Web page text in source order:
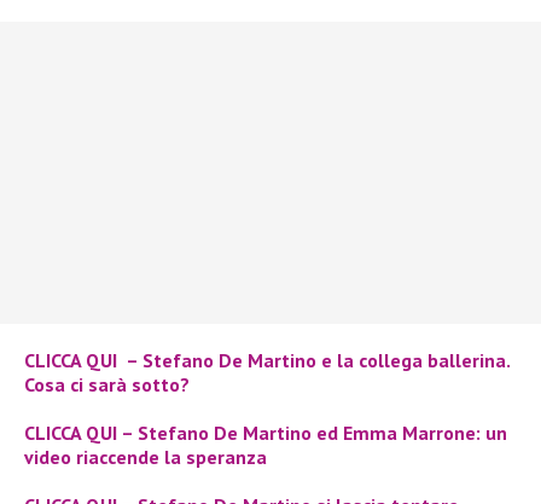
CLICCA QUI – Stefano De Martino e la collega ballerina.
Cosa ci sarà sotto?
CLICCA QUI – Stefano De Martino ed Emma Marrone: un
video riaccende la speranza